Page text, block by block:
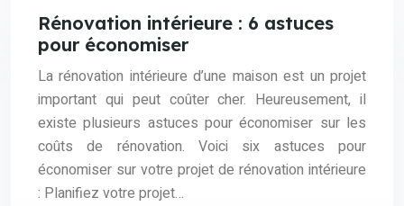
Rénovation intérieure : 6 astuces
pour économiser
La rénovation intérieure d’une maison est un projet
important qui peut coûter cher. Heureusement, il
existe plusieurs astuces pour économiser sur les
coûts de rénovation. Voici six astuces pour
économiser sur votre projet de rénovation intérieure
: Planifiez votre projet…